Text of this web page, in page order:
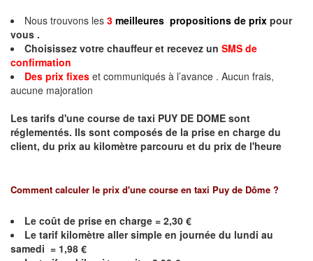
Nous trouvons les 3 meilleures propositions de prix pour
vous .
Choisissez votre chauffeur et recevez un SMS de
confirmation
Des prix fixes et communiqués à l’avance . Aucun frais,
aucune majoration
Les tarifs d'une course de taxi PUY DE DOME sont
réglementés. Ils sont composés de la prise en charge du
client, du prix au kilomètre parcouru et du prix de l'heure
Comment calculer le prix d'une course en taxi Puy de Dôme ?
Le coût de prise en charge = 2,30 €
Le tarif kilomètre aller simple en journée du lundi au
samedi = 1,98 €